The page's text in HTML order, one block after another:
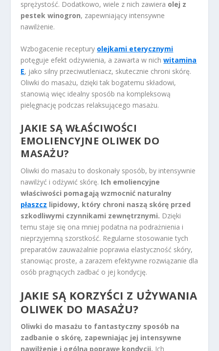
sprężystość. Dodatkowo, wiele z nich zawiera olej z
pestek winogron, zapewniający intensywne
nawilżenie.
Wzbogacenie receptury olejkami eterycznymi
potęguje efekt odżywienia, a zawarta w nichwitamina
E, jako silny przeciwutleniacz, skutecznie chroni skórę.
Oliwki do masażu, dzięki tak bogatemu składowi,
stanowią więc idealny sposób na kompleksową
pielęgnację podczas relaksującego masażu.
JAKIE SĄ WŁAŚCIWOŚCI
EMOLIENCYJNE OLIWEK DO
MASAŻU?
Oliwki do masażu to doskonały sposób, by intensywnie
nawilżyć i odżywić skórę. Ich emoliencyjne
właściwości pomagają wzmocnić naturalny
płaszcz lipidowy, który chroni naszą skórę przed
szkodliwymi czynnikami zewnętrznymi. Dzięki
temu staje się ona mniej podatna na podrażnienia i
nieprzyjemną szorstkość. Regularne stosowanie tych
preparatów zauważalnie poprawia elastyczność skóry,
stanowiąc proste, a zarazem efektywne rozwiązanie dla
osób pragnących zadbać o jej kondycję.
JAKIE SĄ KORZYŚCI Z UŻYWANIA
OLIWEK DO MASAŻU?
Oliwki do masażu to fantastyczny sposób na
zadbanie o skórę, zapewniając jej intensywne
nawilżenie i ogólną poprawę kondycji. Ich